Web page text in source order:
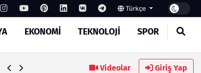
Türkçe
EKONOMI TEKNOLOJI SPOR
Videolar Giriş Yap